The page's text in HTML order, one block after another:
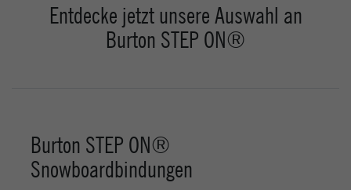
Entdecke jetzt unsere Auswahl an
Burton STEP ON®
Burton STEP ON®
Snowboardbindungen